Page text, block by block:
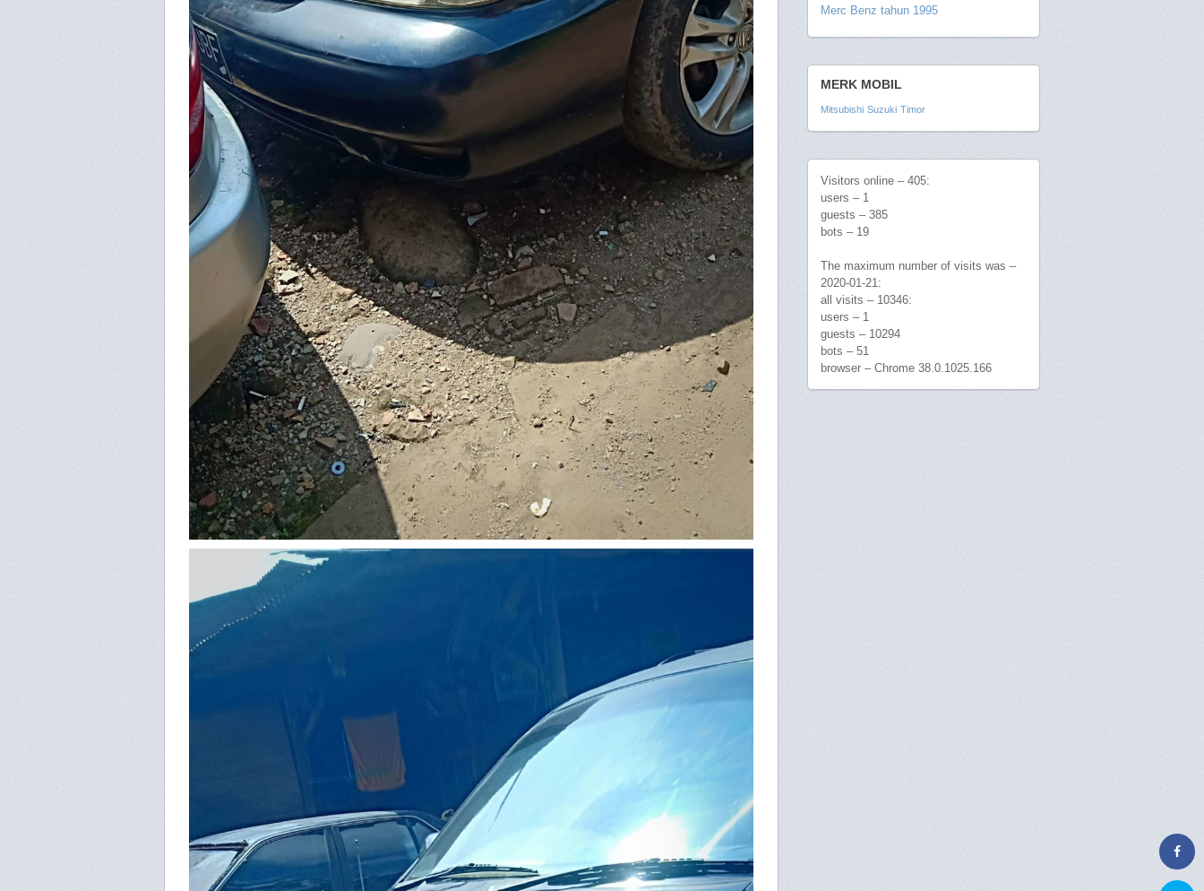
Merc Benz tahun 1995
MERK MOBIL
Mitsubishi Suzuki Timor
Visitors online – 405:
users – 1
guests – 385
bots – 19
The maximum number of visits was –
2020-01-21:
all visits – 10346:
users – 1
guests – 10294
bots – 51
browser – Chrome 38.0.1025.166